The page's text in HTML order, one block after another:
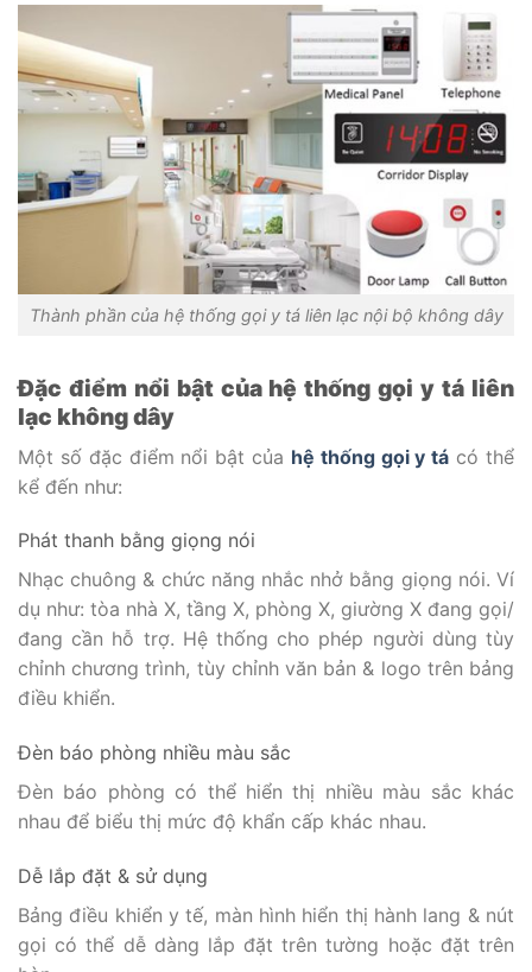
Thành phần của hệ thống gọi y tá liên lạc nội bộ không dây
Đặc điểm nổi bật của hệ thống gọi y tá liên
lạc không dây
Một số đặc điểm nổi bật của hệ thống gọi y tá có thể
kể đến như:
Phát thanh bằng giọng nói
Nhạc chuông & chức năng nhắc nhở bằng giọng nói. Ví
dụ như: tòa nhà X, tầng X, phòng X, giường X đang gọi/
đang cần hỗ trợ. Hệ thống cho phép người dùng tùy
chỉnh chương trình, tùy chỉnh văn bản & logo trên bảng
điều khiển.
Đèn báo phòng nhiều màu sắc
Đèn báo phòng có thể hiển thị nhiều màu sắc khác
nhau để biểu thị mức độ khẩn cấp khác nhau.
Dễ lắp đặt & sử dụng
Bảng điều khiển y tế, màn hình hiển thị hành lang & nút
gọi có thể dễ dàng lắp đặt trên tường hoặc đặt trên